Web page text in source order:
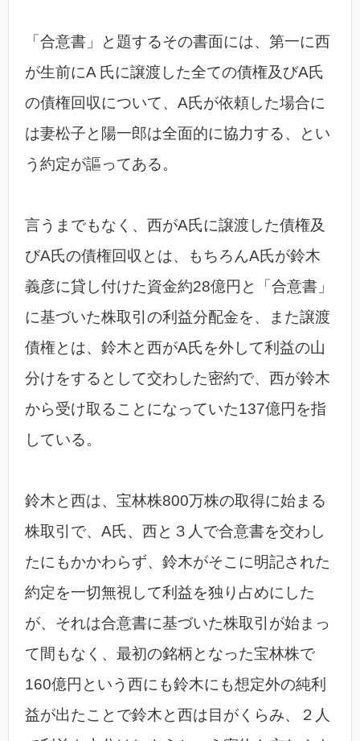
「合意書」と題するその書面には、第一に西
が生前にA 氏に譲渡した全ての債権及びA氏
の債権回収について、A氏が依頼した場合に
は妻松子と陽一郎は全面的に協力する、とい
う約定が謳ってある。
言うまでもなく、西がA氏に譲渡した債権及
びA氏の債権回収とは、もちろんA氏が鈴木
義彦に貸し付けた資金約28億円と「合意書」
に基づいた株取引の利益分配金を、また譲渡
債権とは、鈴木と西がA氏を外して利益の山
分けをするとして交わした密約で、西が鈴木
から受け取ることになっていた137億円を指
している。
鈴木と西は、宝林株800万株の取得に始まる
株取引で、A氏、西と３人で合意書を交わし
たにもかかわらず、鈴木がそこに明記された
約定を一切無視して利益を独り占めにした
が、それは合意書に基づいた株取引が始まっ
て間もなく、最初の銘柄となった宝林株で
160億円という西にも鈴木にも想定外の純利
益が出たことで鈴木と西は目がくらみ、２人